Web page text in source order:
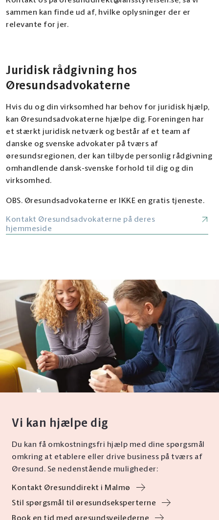
sammen kan finde ud af, hvilke oplysninger der er
relevante for jer.
Juridisk rådgivning hos
Øresundsadvokaterne
Hvis du og din virksomhed har behov for juridisk hjælp,
kan Øresundsadvokaterne hjælpe dig. Foreningen har
et stærkt juridisk netværk og består af et team af
danske og svenske advokater på tværs af
øresundsregionen, der kan tilbyde personlig rådgivning
omhandlende dansk-svenske forhold til dig og din
virksomhed.
OBS. Øresundsadvokaterne er IKKE en gratis tjeneste.
Kontakt Øresundsadvokaterne på deres
hjemmeside
Vi kan hjælpe dig
Du kan få omkostningsfri hjælp med dine spørgsmål
omkring at etablere eller drive business på tværs af
Øresund. Se nedenstående muligheder:
Kontakt Øresunddirekt i Malmø
Stil spørgsmål til øresundseksperterne